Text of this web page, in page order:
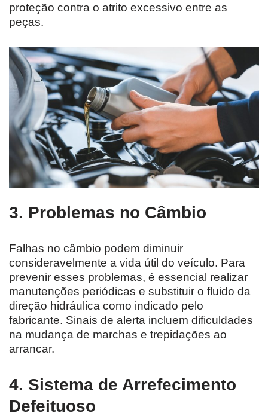
proteção contra o atrito excessivo entre as
peças.
3. Problemas no Câmbio
Falhas no câmbio podem diminuir
consideravelmente a vida útil do veículo. Para
prevenir esses problemas, é essencial realizar
manutenções periódicas e substituir o fluido da
direção hidráulica como indicado pelo
fabricante. Sinais de alerta incluem dificuldades
na mudança de marchas e trepidações ao
arrancar.
4. Sistema de Arrefecimento
Defeituoso